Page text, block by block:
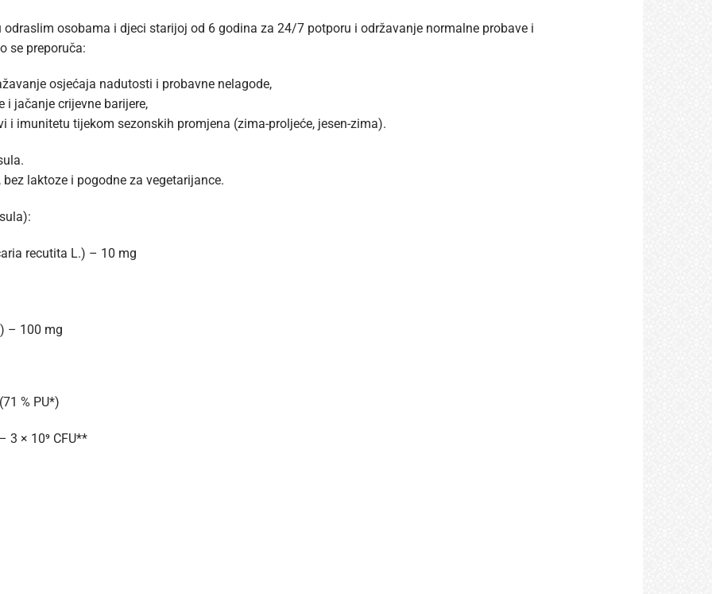
osobama i djeci starijoj od 6 godina za 24/7 potporu i održavanje normalne probave i
se preporuča:
osjećaja nadutosti i probavne nelagode,
jačanje crijevne barijere,
imunitetu tijekom sezonskih promjena (zima-proljeće, jesen-zima).
laktoze i pogodne za vegetarijance.
recutita L.) – 10 mg
– 100 mg
% PU*)
3 × 10⁹ CFU**